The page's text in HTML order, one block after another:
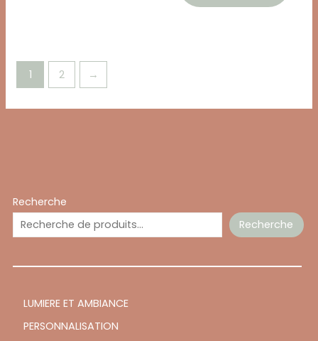
Recherche
Recherche
LUMIERE ET AMBIANCE
PERSONNALISATION
1 2 →